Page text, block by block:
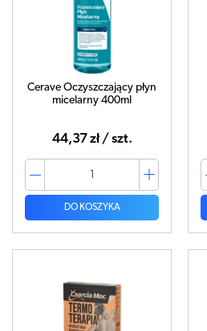
Cerave Oczyszczający płyn
micelarny 400ml
44,37 zł / szt.
DO KOSZYKA